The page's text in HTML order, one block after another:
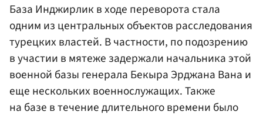
База Инджирлик в ходе переворота стала
одним из центральных объектов расследования
турецких властей. В частности, по подозрению
в участии в мятеже задержали начальника этой
военной базы генерала Бекыра Эрджана Вана и
еще нескольких военнослужащих. Также
на базе в течение длительного времени было